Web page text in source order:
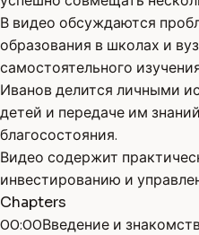
В видео обсуждаются
образования в школах и
самостоятельного
Иванов делится личными
детей и передаче им
благосостояния.
Видео содержит
инвестированию и
Chapters
00:00Введение и